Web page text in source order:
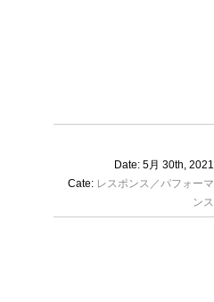
Date: 5月 30th, 2021
Cate: レスポンス／パフォーマ
ンス